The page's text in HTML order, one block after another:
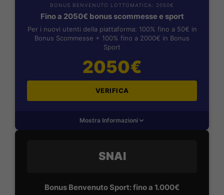
BONUS BENVENUTO LOTTOMATICA: 2050€
Fino a 2050€ bonus scommesse e sport
Per i nuovi utenti della piattaforma: 100% fino a 50€ in
Bonus Scommesse + 100% fino a 2000€ in Bonus
Sport
2050€
VERIFICA
Mostra Informazioni
SNAI
Bonus Benvenuto Sport: fino a 1.000€